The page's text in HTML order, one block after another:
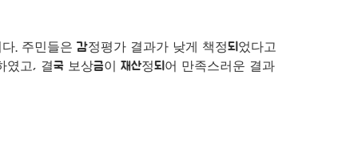
. 주민들은 감정평가 결과가 낮게 책정되었다고
고, 결국 보상금이 재산정되어 만족스러운 결과